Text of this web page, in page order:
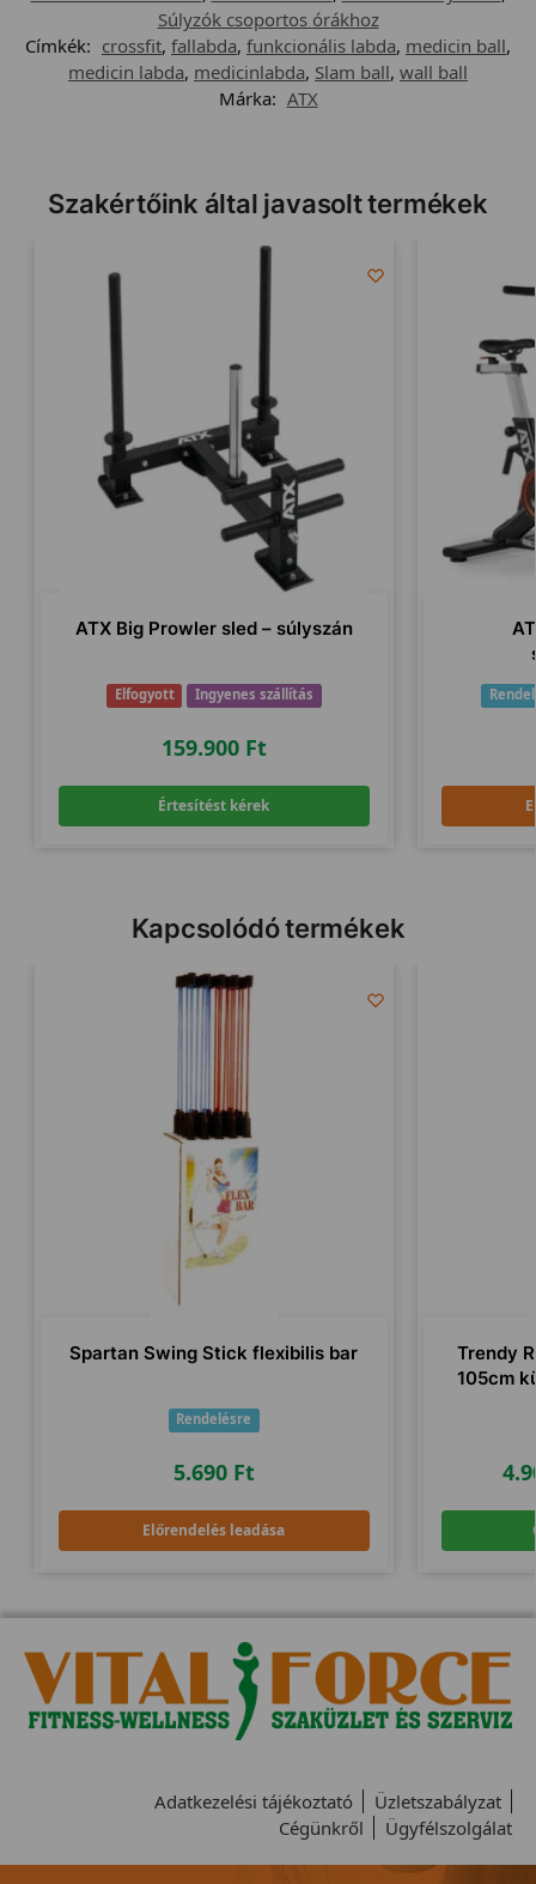
Súlyzók csoportos órákhoz
Címkék: crossfit, fallabda, funkcionális labda, medicin ball,
medicin labda, medicinlabda, Slam ball, wall ball
Márka: ATX
Szakértőink által javasolt termékek
ATX Big Prowler sled – súlyszán
Elfogyott Ingyenes szállítás
159.900 Ft
Értesítést kérek
Kapcsolódó termékek
Spartan Swing Stick flexibilis bar
Rendelésre
5.690 Ft
Előrendelés leadása
Trendy
105cm
Adatkezelési tájékoztató
Üzletszabályzat
Cégünkről
Ügyfélszolgálat